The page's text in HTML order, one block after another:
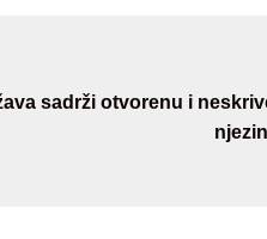
sadrži otvorenu i